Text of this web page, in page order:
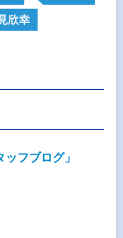
欣幸
フブログ」